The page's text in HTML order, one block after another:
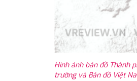
Hình ảnh bản đồ Thành
trường và Bản đồ Việt